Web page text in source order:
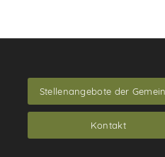
Stellenangebote der
Kontakt